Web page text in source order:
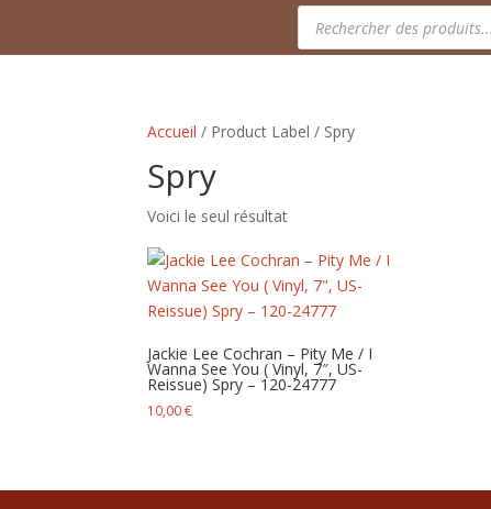
Recherche
produits
Accueil / Product Label / Spry
Spry
Voici le seul résultat
Jackie Lee Cochran – Pity Me / I
Wanna See You ( Vinyl, 7″, US-
Reissue) Spry – 120-24777
10,00€